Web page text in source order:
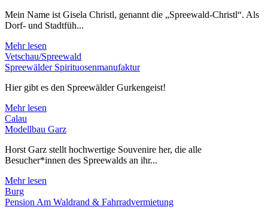
Mein Name ist Gisela Christl, genannt die „Spreewald-Christl“. Als
Dorf- und Stadtfüh...
Mehr lesen
Vetschau/Spreewald
Spreewälder Spirituosenmanufaktur
Hier gibt es den Spreewälder Gurkengeist!
Mehr lesen
Calau
Modellbau Garz
Horst Garz stellt hochwertige Souvenire her, die alle
Besucher*innen des Spreewalds an ihr...
Mehr lesen
Burg
Pension Am Waldrand & Fahrradvermietung